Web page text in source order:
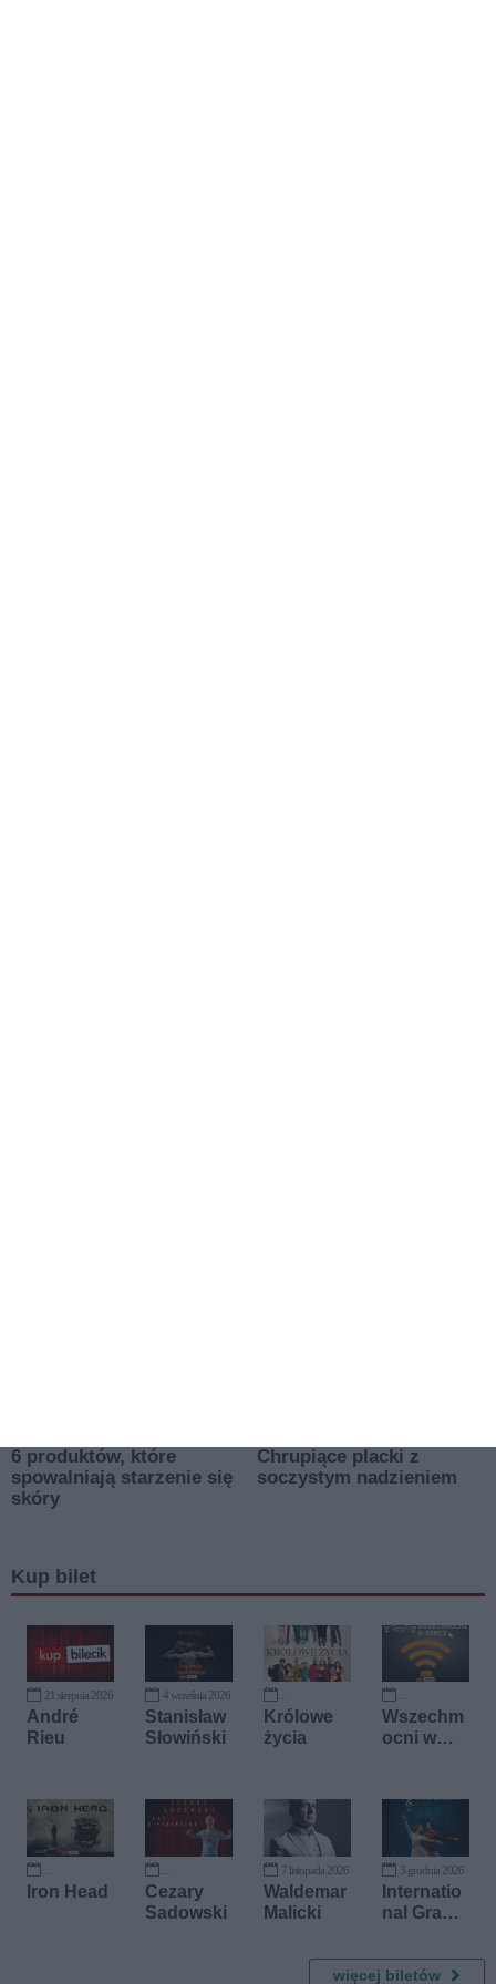
Kup bilet
21 sierpnia 2026
André
Rieu
4 września 2026
Stanisław
Słowiński
13 września 2026
Królowe
życia
10 października 2026
Wszechm
ocni w
10 października 2026
Iron Head 18 października 2026
Cezary
Sadowski
7 listopada 2026
Waldemar
Malicki
3 grudnia 2026
Internatio
nal Grand
Dziadek
do
więcej biletów